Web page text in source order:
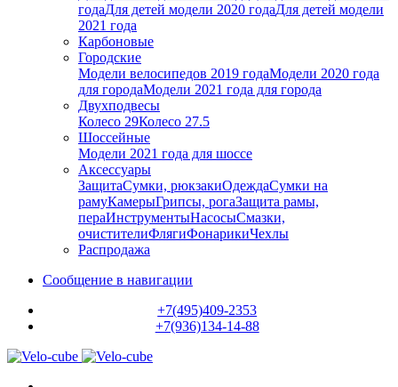
годаДля детей модели 2020 годаДля детей модели
2021 года
Карбоновые
Городские
Модели велосипедов 2019 годаМодели 2020 года
для городаМодели 2021 года для города
Двухподвесы
Колесо 29Колесо 27.5
Шоссейные
Модели 2021 года для шоссе
Аксессуары
ЗащитаСумки, рюкзакиОдеждаСумки на
рамуКамерыГрипсы, рогаЗащита рамы,
пераИнструментыНасосыСмазки,
очистителиФлягиФонарикиЧехлы
Распродажа
Сообщение в навигации
+7(495)409-2353
+7(936)134-14-88